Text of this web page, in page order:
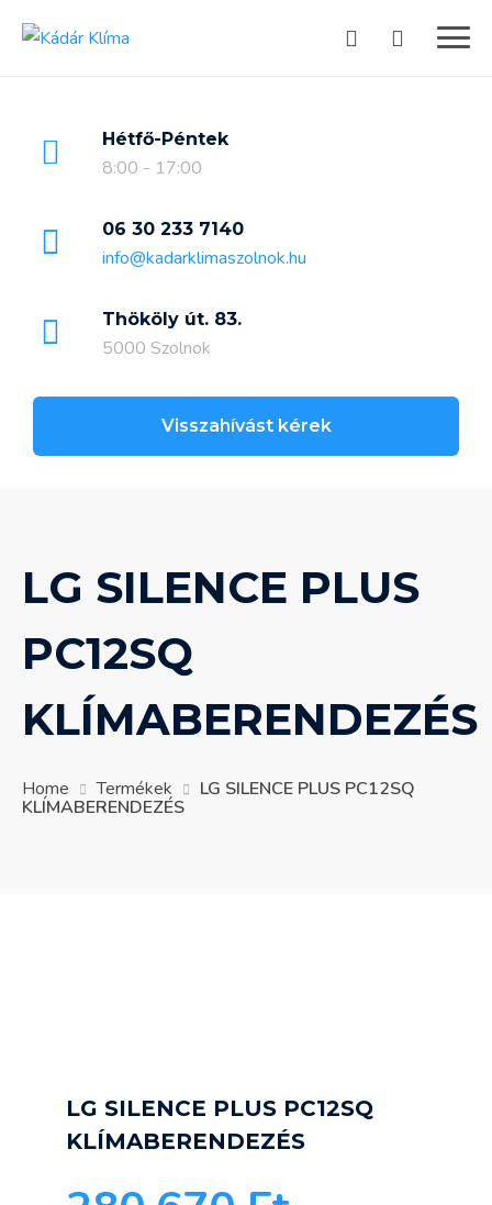
Hétfő-Péntek
8:00 - 17:00
06 30 233 7140
info@kadarklimaszolnok.hu
Thököly út. 83.
5000 Szolnok
Visszahívást kérek
LG SILENCE PLUS
PC12SQ
KLÍMABERENDEZÉS
Home Termékek LG SILENCE PLUS PC12SQ
KLÍMABERENDEZÉS
LG SILENCE PLUS PC12SQ
KLÍMABERENDEZÉS